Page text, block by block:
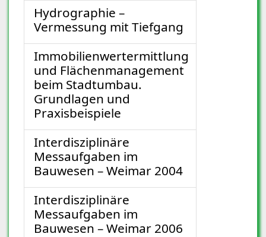
Hydrographie –
Vermessung mit Tiefgang
Immobilienwertermittlung
und Flächenmanagement
beim Stadtumbau.
Grundlagen und
Praxisbeispiele
Interdisziplinäre
Messaufgaben im
Bauwesen – Weimar 2004
Interdisziplinäre
Messaufgaben im
Bauwesen – Weimar 2006